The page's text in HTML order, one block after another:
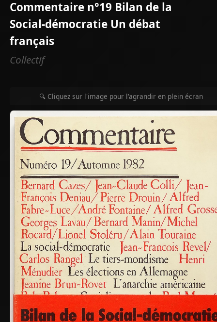
Commentaire n°19 Bilan de la
Social-démocratie Un débat
français
Collectif
🔍 Cliquez sur l'image pour l'agrandir en plein écran